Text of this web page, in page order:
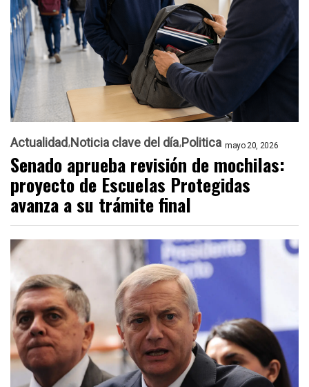
Actualidad Noticia clave del día Politica mayo 20, 2026
Senado aprueba revisión de mochilas:
proyecto de Escuelas Protegidas
avanza a su trámite final